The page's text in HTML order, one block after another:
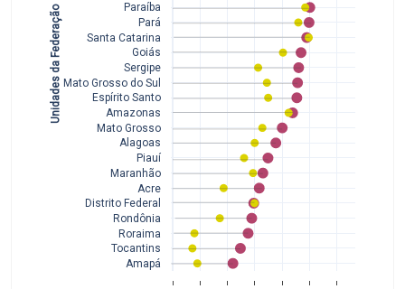
Amapá
Tocantins
Roraima
Rondônia
Distrito Federal
Acre
Maranhão
Piauí
Alagoas
Mato Grosso
Amazonas
Espírito Santo
Mato Grosso do Sul
Sergipe
Goiás
Santa Catarina
Pará
Paraíba
Unidades da Federação